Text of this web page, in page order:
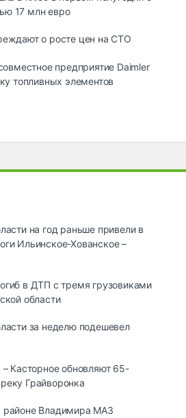
17 млн евро
о росте цен на СТО
предприятие Daimler
топливных элементов
на год раньше привели в
Ильинское-Хованское –
в ДТП с тремя грузовиками
области
за неделю подешевел
Касторное обновляют 65-
Грайворонка
районе Владимира МАЗ